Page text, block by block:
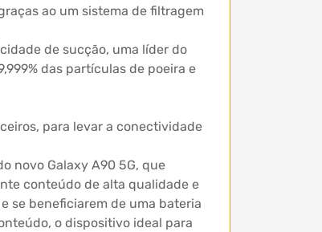
ao um sistema de filtragem
de sucção, uma líder do
das partículas de poeira e
para levar a conectividade
novo Galaxy A90 5G, que
conteúdo de alta qualidade e
se beneficiarem de uma bateria
o dispositivo ideal para